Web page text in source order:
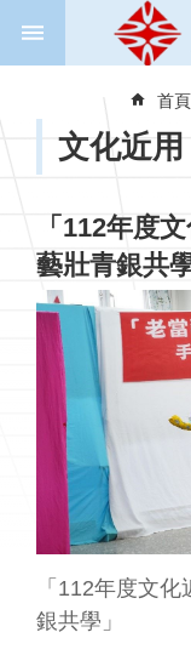
跳到主要內容區塊
尋
於
學
專
首頁
文化近用
「112年度
藝壯青銀共學
「112年度文
銀共學」